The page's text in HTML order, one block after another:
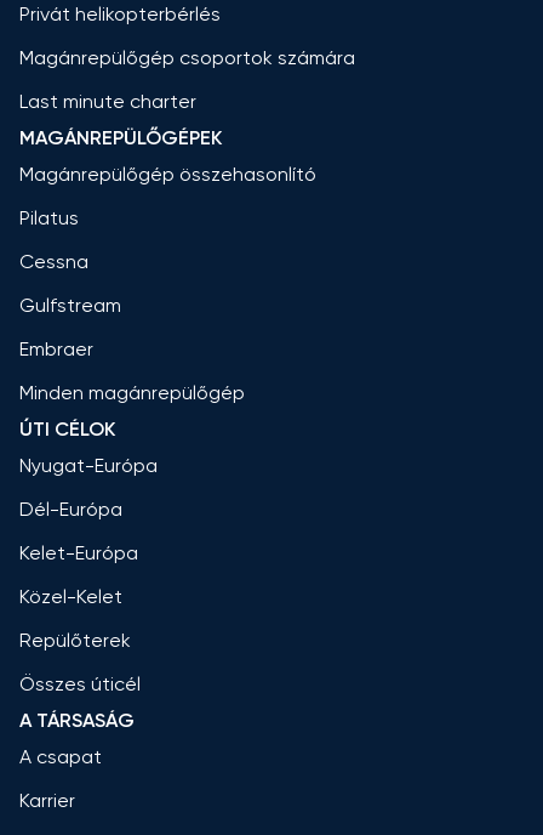
Privát helikopterbérlés
Magánrepülőgép csoportok számára
Last minute charter
MAGÁNREPÜLŐGÉPEK
Magánrepülőgép összehasonlító
Pilatus
Cessna
Gulfstream
Embraer
Minden magánrepülőgép
ÚTI CÉLOK
Nyugat-Európa
Dél-Európa
Kelet-Európa
Közel-Kelet
Repülőterek
Összes úticél
A TÁRSASÁG
A csapat
Karrier